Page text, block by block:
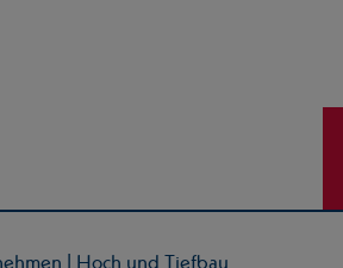
| Hoch und Tiefbau